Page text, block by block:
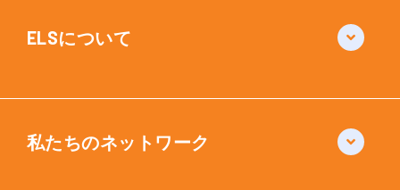
ELSについて
私たちのネットワーク